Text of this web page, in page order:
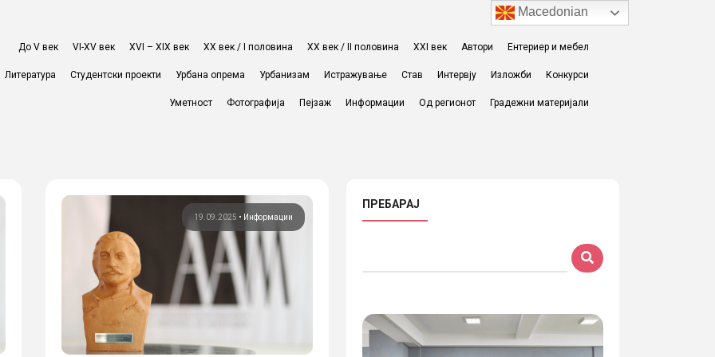
До V век VI-XV век XVI – XIX век ХХ век / I половина ХХ век / II половина XXI век Автори Ентериер и мебел
Литература Студентски проекти Урбана опрема Урбанизам Истражување Став Интервју Изложби Конкурси
Уметност Фотографија Пејзаж Информации Од регионот Градежни материјали
19.09.2025 • Информации
ПРЕБАРАЈ
Macedonian